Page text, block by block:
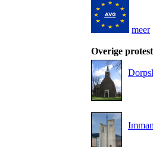
meer
Overige